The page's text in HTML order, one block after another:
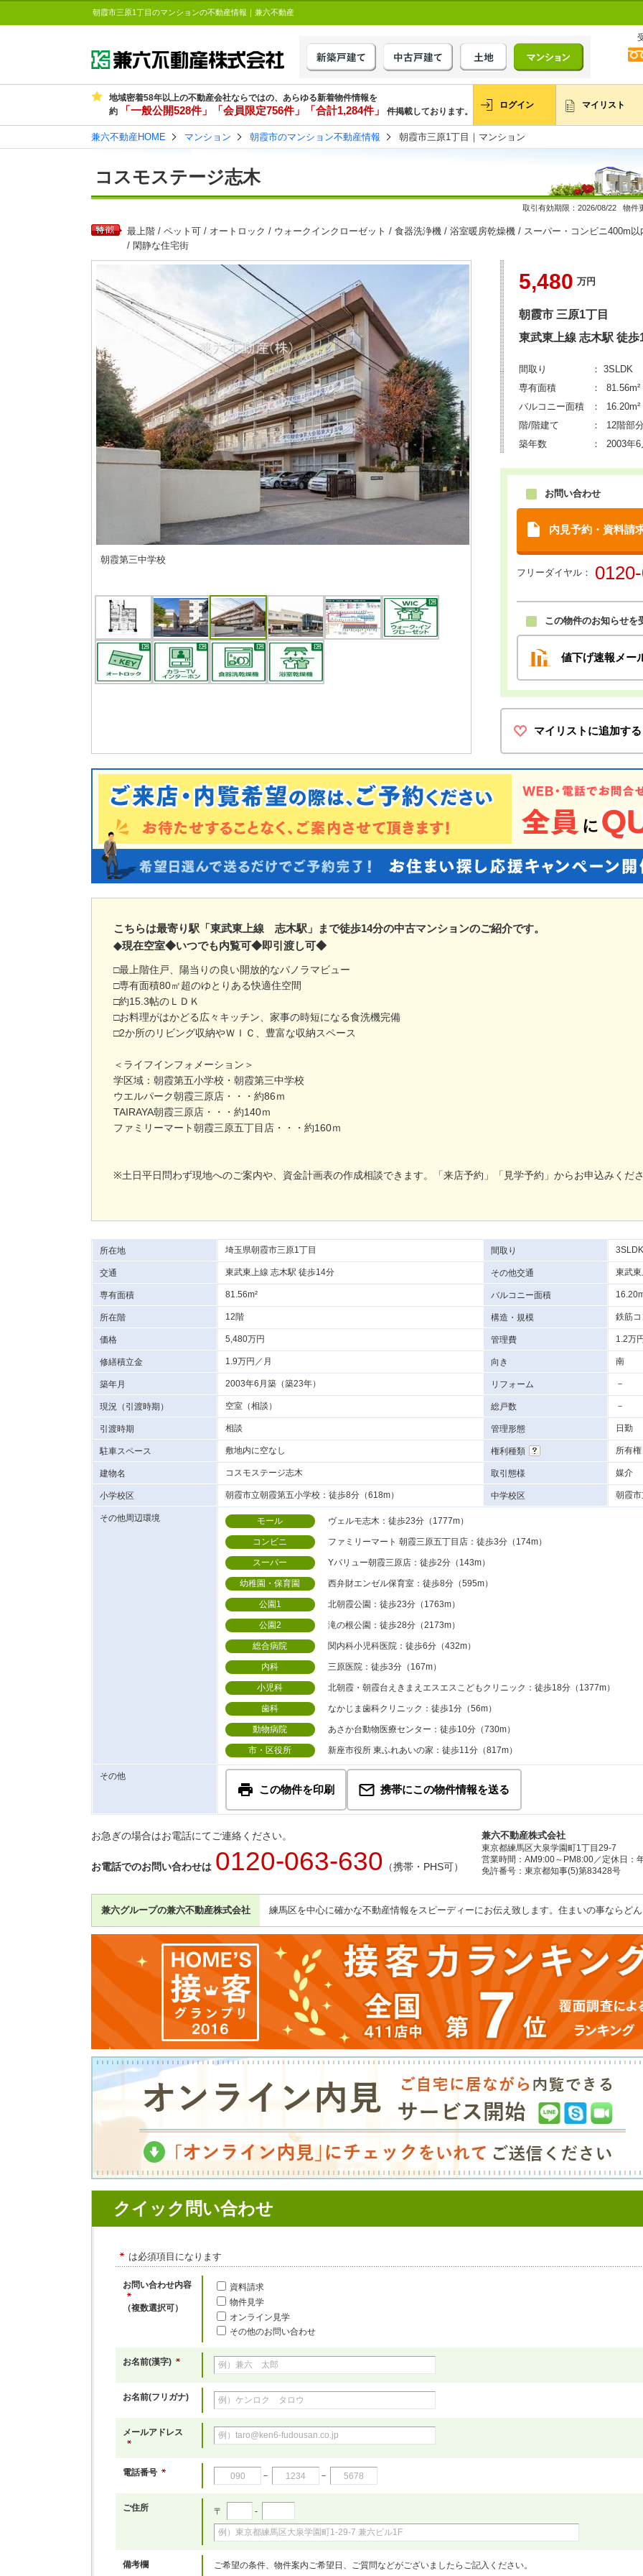
朝霞市三原1丁目のマンションの不動産情報｜兼六不動産
地域密着58年以上の不動産会社ならではの、あらゆる新着物件情報を
約
「一般公開528件」「会員限定756件」「合計1,284件」 件掲載しております。
ログイン マイリスト
兼六不動産HOME マンション 朝霞市のマンション不動産情報 朝霞市三原1丁目｜マンション
コスモステージ志木
取引有効期限：2026/08/22 物件
最上階 / ペット可 / オートロック / ウォークインクローゼット / 食器洗浄機 / 浴室暖房乾燥機 / スーパー・コンビニ400m
/ 閑静な住宅街
5,480 万円
朝霞市 三原1丁目
東武東上線 志木駅 徒歩
間取り
： 3SLDK
専有面積
： 81.56m²
バルコニー面積
： 16.20m²
階/階建て
： 12階部
築年数
： 2003年
お問い合わせ
内見予約・資料請
フリーダイヤル：
この物件のお知らせを
値下げ速報メー
マイリストに追加する
志木駅は「急行停車」「当駅始発」があり電車通勤・通学が快適で便利。また駅前に
こちらは最寄り駅「東武東上線 志木駅」まで徒歩14分の中古マンションのご紹介です。
◆現在空室◆いつでも内覧可◆即引渡し可◆
□最上階住戸、陽当りの良い開放的なパノラマビュー
□専有面積80㎡超のゆとりある快適住空間
□約15.3帖のＬＤＫ
□お料理がはかどる広々キッチン、家事の時短になる食洗機完備
□2か所のリビング収納やＷＩＣ、豊富な収納スペース
＜ライフインフォメーション＞
学区域：朝霞第五小学校・朝霞第三中学校
ウエルパーク朝霞三原店・・・約86ｍ
TAIRAYA朝霞三原店・・・約140ｍ
ファミリーマート朝霞三原五丁目店・・・約160ｍ
※土日平日問わず現地へのご案内や、資金計画表の作成相談できます。「来店予約」「見学予約」からお申込みくだ
所在地 埼玉県朝霞市三原1丁目 間取り 3SLDK
交通 東武東上線 志木駅 徒歩14分 その他交通 東武
専有面積 81.56m² バルコニー面積
所在階 12階 構造・規模 鉄筋
価格 5,480万円 管理費 1.2万
修繕積立金 1.9万円／月 向き 南
築年月 2003年6月築（築23年） リフォーム －
現況（引渡時期） 空室（相談） 総戸数 －
引渡時期 相談 管理形態 日勤
駐車スペース 敷地内に空なし 権利種類 所有権
建物名 コスモステージ志木 取引態様 媒介
小学校区 朝霞市立朝霞第五小学校：徒歩8分（618m） 中学校区 朝霞
その他周辺環境 モール ヴェルモ志木：徒歩23分（1777m）
コンビニ ファミリーマート 朝霞三原五丁目店：徒歩3分（174m）
スーパー Yバリュー朝霞三原店：徒歩2分（143m）
幼稚園・保育園 西弁財エンゼル保育室：徒歩8分（595m）
公園1 北朝霞公園：徒歩23分（1763m）
公園2 滝の根公園：徒歩28分（2173m）
総合病院 関内科小児科医院：徒歩6分（432m）
内科 三原医院：徒歩3分（167m）
小児科 北朝霞・朝霞台えきまえエスエスこどもクリニック：徒歩18分（1377m）
歯科 なかじま歯科クリニック：徒歩1分（56m）
動物病院 あさか台動物医療センター：徒歩10分（730m）
市・区役所 新座市役所 東ふれあいの家：徒歩11分（817m）
その他
この物件を印刷 携帯にこの物件情報を送る
お急ぎの場合はお電話にてご連絡ください。
お電話でのお問い合わせは 0120-063-630 （携帯・PHS可）
兼六不動産株式会社
東京都練馬区大泉学園町1丁目29-7
営業時間：AM9:00～PM8:00／定休日：
免許番号：東京都知事(5)第83428号
兼六グループの兼六不動産株式会社 練馬区を中心に確かな不動産情報をスピーディーにお伝え致します。住まいの事ならど
クイック問い合わせ
は必須項目になります
お問い合わせ内容
（複数選択可）
資料請求
物件見学
オンライン見学
その他のお問い合わせ
お名前(漢字)
お名前(フリガナ)
メールアドレス
電話番号 － －
ご住所 〒 -
備考欄 ご希望の条件、物件案内ご希望日、ご質問などがございましたらご記入ください。